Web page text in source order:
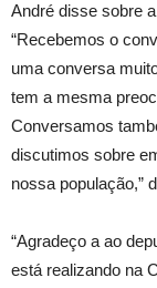
André disse sobre
“Recebemos o
uma conversa
tem a mesma
Conversamos
discutimos sobre
nossa população,”
“Agradeço a ao
está realizando na